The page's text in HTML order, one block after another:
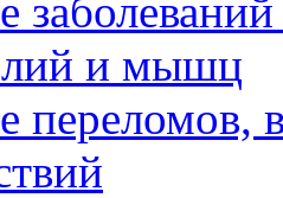
и мышц
переломов,